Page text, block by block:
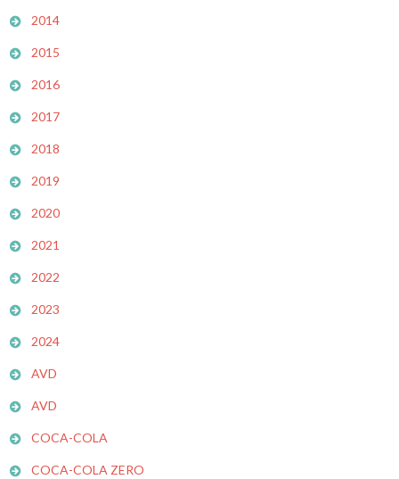
2014
2015
2016
2017
2018
2019
2020
2021
2022
2023
2024
AVD
AVD
COCA-COLA
COCA-COLA ZERO